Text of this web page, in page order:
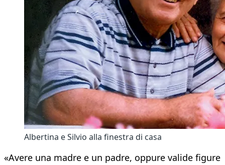
Albertina e Silvio alla finestra di casa
«Avere una madre e un padre, oppure valide figure